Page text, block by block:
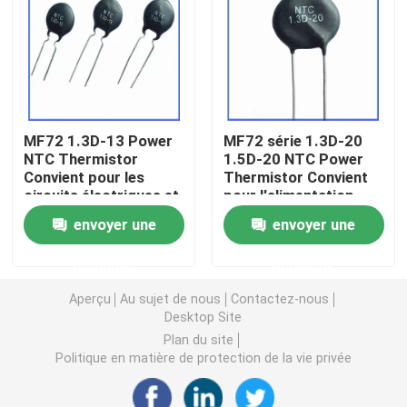
Puce de chauffage PTC
Thermistance de SMD NTC
Le thermistore NTC de puissance
Varistance CMS
MF72 1.3D-13 Power
NTC Thermistor
Convient pour les
circuits électriques et
les appareils
électroménagers
Suppression du
envoyer une
MF72 série 1.3D-20
1.5D-20 NTC Power
Thermistor Convient
pour l'alimentation
électrique à haute
puissanceenvoyer une
Aperçu Au sujet de nous
Contactez-nous
Desktop Site
Plan du site
Politique en matière de protection de la vie privée